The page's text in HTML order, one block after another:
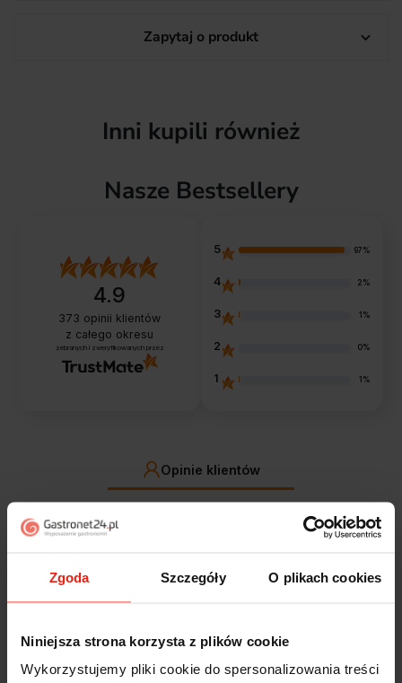
Zgoda Szczegóły O plikach cookies
Niniejsza strona korzysta z plików cookie
Wykorzystujemy pliki cookie do spersonalizowania treści
Zapytaj o produkt 
Inni kupili również
Nasze Bestsellery
4.9
373 opinii klientów
z całego okresu
zebranych i zweryfikowanych przez
5 97%
4 2%
3 1%
2 0%
1 1%
Opinie klientów
filtry
Marcin
Polecam szybko sprawnie dobrze zapakowane
Zostałem świetnie obsłużony. Brawa dla pracowników.
wczoraj